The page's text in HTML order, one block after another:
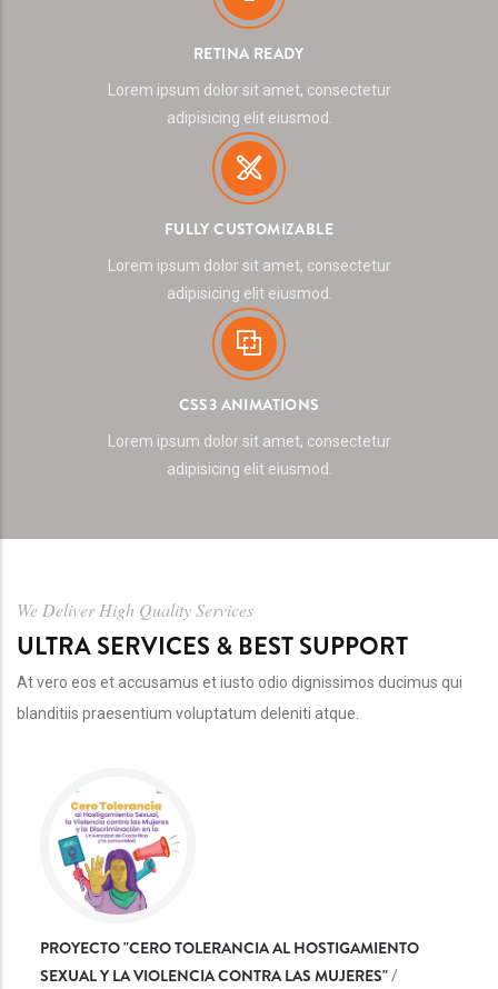
RETINA READY
Lorem ipsum dolor sit amet, consectetur
adipisicing elit eiusmod.
FULLY CUSTOMIZABLE
Lorem ipsum dolor sit amet, consectetur
adipisicing elit eiusmod.
CSS3 ANIMATIONS
Lorem ipsum dolor sit amet, consectetur
adipisicing elit eiusmod.
We Deliver High Quality Services
ULTRA SERVICES & BEST SUPPORT
At vero eos et accusamus et iusto odio dignissimos ducimus qui
blanditiis praesentium voluptatum deleniti atque.
PROYECTO "CERO TOLERANCIA AL HOSTIGAMIENTO
SEXUAL Y LA VIOLENCIA CONTRA LAS MUJERES"/